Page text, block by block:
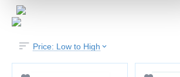
Price: Low to High